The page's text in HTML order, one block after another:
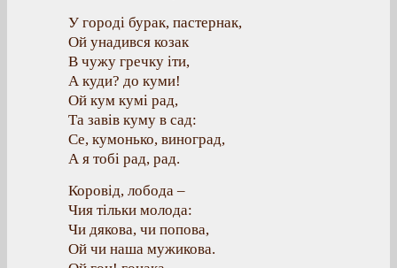
У городі бурак, пастернак,
Ой унадився козак
В чужу гречку іти,
А куди? до куми!
Ой кум кумі рад,
Та завів куму в сад:
Се, кумонько, виноград,
А я тобі рад, рад.
Коровід, лобода –
Чия тільки молода:
Чи дякова, чи попова,
Ой чи наша мужикова.